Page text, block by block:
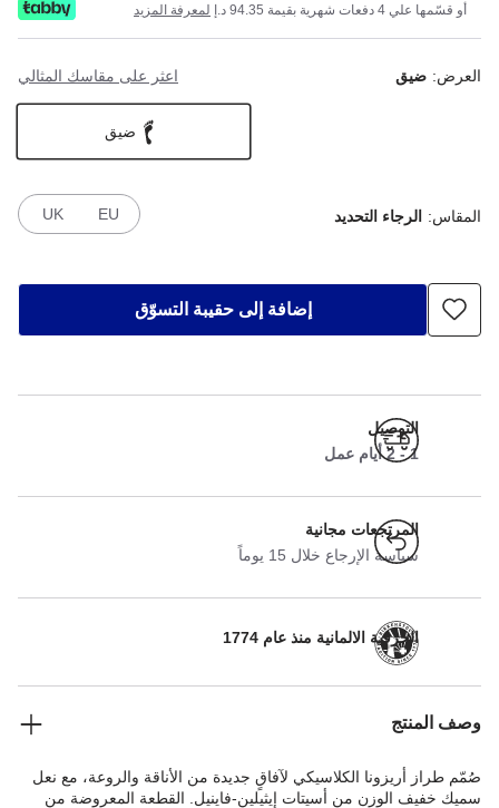
أو قسّمها علي 4 دفعات شهرية بقيمة 94.35 د.إ لمعرفة المزيد
العرض: ضيق اعثر على مقاسك المثالي
ضيق
المقاس: الرجاء التحديد EU
UK
إضافة إلى حقيبة التسوّق
التوصيل
1 - 2 أيام عمل
المرتجعات مجانية
سياسة الإرجاع خلال 15 يوماً
الحرفية الالمانية منذ عام 1774
وصف المنتج
صُمّم طراز أريزونا الكلاسيكي لآفاقٍ جديدة من الأناقة والروعة، مع نعل
سميك خفيف الوزن من أسيتات إيثيلين-فاينيل. القطعة المعروضة من